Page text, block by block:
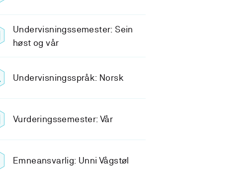
Undervisningssemester: Sein
høst og vår
Undervisningsspråk: Norsk
Vurderingssemester: Vår
Emneansvarlig: Unni Vågstøl